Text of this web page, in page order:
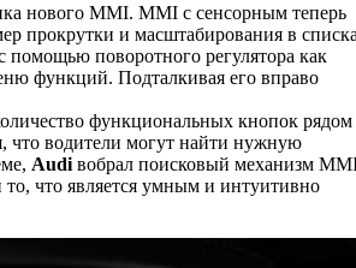
нового MMI. MMI с сенсорным теперь
прокрутки и масштабирования в
помощью поворотного регулятора как
функций. Подталкивая его вправо
функциональных кнопок рядом
что водители могут найти нужную
Audiвобрал поисковый механизм
что является умным и интуитивно